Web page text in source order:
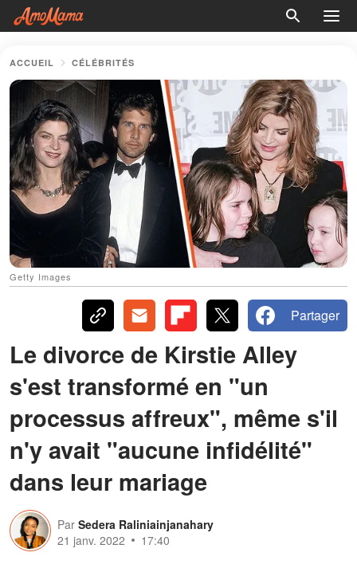
ACCUEIL CÉLÉBRITÉS
Getty Images
Partager
Le divorce de Kirstie Alley
s'est transformé en "un
processus affreux", même s'il
n'y avait "aucune infidélité"
dans leur mariage
Par Sedera Raliniainjanahary
21 janv. 2022
17:40